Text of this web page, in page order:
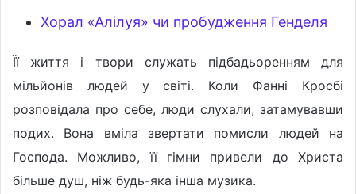
Хорал «Алілуя» чи пробудження Генделя
Її життя і твори служать підбадьоренням для
мільйонів людей у світі. Коли Фанні Кросбі
розповідала про себе, люди слухали, затамувавши
подих. Вона вміла звертати помисли людей на
Господа. Можливо, її гімни привели до Христа
більше душ, ніж будь-яка інша музика.